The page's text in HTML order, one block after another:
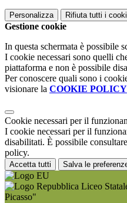
Personalizza Rifiuta tutti i
Gestione cookie
In questa schermata è possibile
I cookie necessari sono quelli
piattaforma e non è possibile
Per conoscere quali sono i
visionare la COOKIE POLICY
Cookie necessari per il
I cookie necessari per il
disabilitati. È possibile
policy.
Accetta tutti Salva le
Liceo
Picasso"